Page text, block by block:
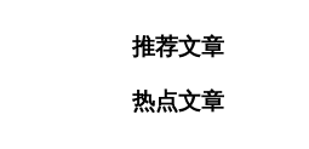
推荐文章
热点文章